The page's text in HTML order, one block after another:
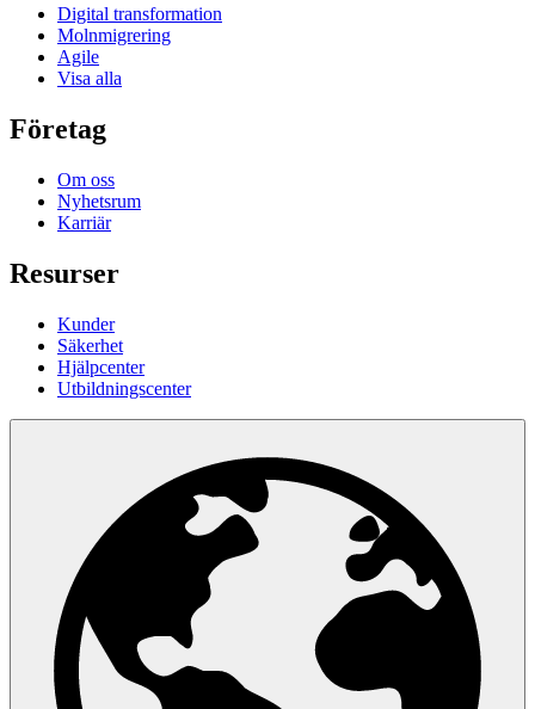
Digital transformation
Molnmigrering
Agile
Visa alla
Företag
Om oss
Nyhetsrum
Karriär
Resurser
Kunder
Säkerhet
Hjälpcenter
Utbildningscenter